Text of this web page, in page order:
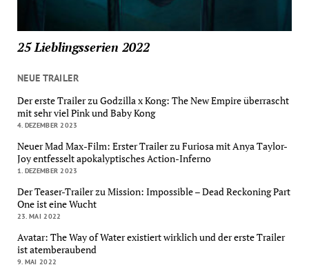
25 Lieblingsserien 2022
NEUE TRAILER
Der erste Trailer zu Godzilla x Kong: The New Empire überrascht
mit sehr viel Pink und Baby Kong
4. DEZEMBER 2023
Neuer Mad Max-Film: Erster Trailer zu Furiosa mit Anya Taylor-
Joy entfesselt apokalyptisches Action-Inferno
1. DEZEMBER 2023
Der Teaser-Trailer zu Mission: Impossible – Dead Reckoning Part
One ist eine Wucht
23. MAI 2022
Avatar: The Way of Water existiert wirklich und der erste Trailer
ist atemberaubend
9. MAI 2022